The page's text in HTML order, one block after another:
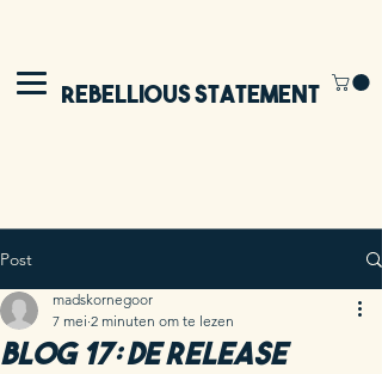
Rebellious Statement
Post
Blog 17: De release
madskornegoor
7 mei 2 minuten om te lezen